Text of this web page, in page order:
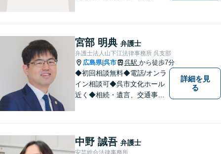
宮部 明典 弁護士
弁護士法人山下江法律事務所 呉支部
広島県|呉市 呉駅 から徒歩7分
◆初回相談無料◆電話/オンラ
イン相談可◆呉市文化ホール
近く◆相続・遺言、交通事
など。話しにくいことも安心
してご相談ください。あなた
詳細を見
る
中野 誠吾 弁護士
安芸総合法律事務所